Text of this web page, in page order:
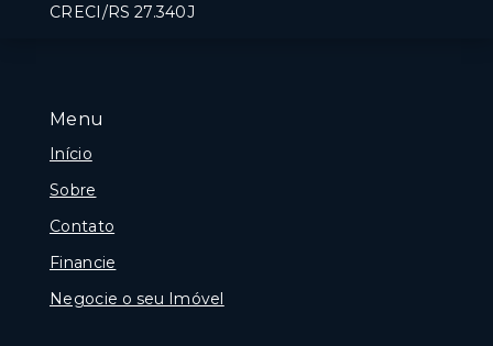
Menu
Início
Sobre
Contato
Financie
Negocie o seu Imóvel
CRECI/RS 27.340J